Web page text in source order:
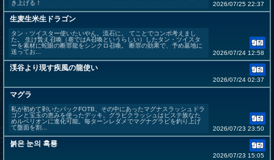
き上げる！
2026/07/25 22:37
生麦生米生ドラゴン
タン・ツイスター使いたいやん。流石に。 てことでコンボ考えまし
た。 生け贄え召喚（巷ではA召喚というらしい）したタン・ツイスタ
ーを素材に蛇眼の断罪龍をシンクロ召喚。 断罪の効果で、予め墓地に
送ってお...
2026/07/24 12:58
渓谷より現す疾風の龍使い
2026/07/24 02:37
マグラ
私が初めて剥いたパックFOTB、その中にあったマグナスラッシュドラ
ゴンと宝玉の恵みを使ったデッキ。グラビクラッシュはビステ族なた
めルベリオンに進化可能。毎ターンレダメでマグナグラビを釣り上げ
て盤面を割...
2026/07/23 23:50
붉은 눈의 흑룡
2026/07/23 15:05